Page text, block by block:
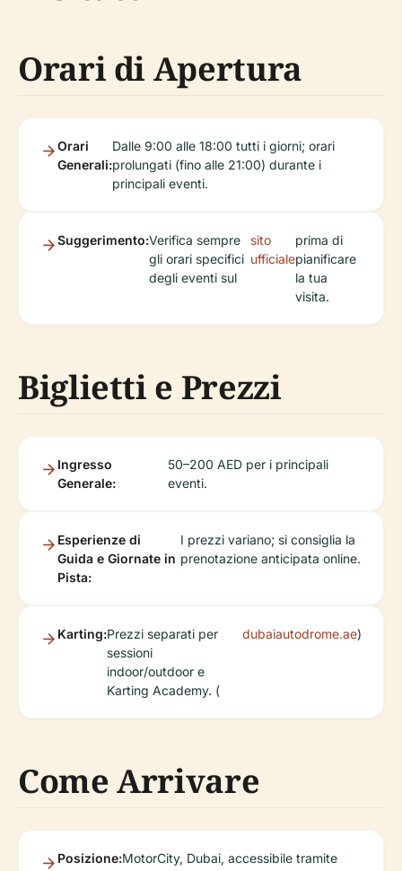
Orari di Apertura
Orari
Generali:
Dalle 9:00 alle 18:00 tutti i giorni; orari
prolungati (fino alle 21:00) durante i
principali eventi.
Suggerimento:Verifica sempre
gli orari specifici
degli eventi sul
sito
ufficiale
prima di
pianificare
la tua
visita.
Biglietti e Prezzi
Ingresso
Generale:
50–200 AED per i principali
eventi.
Esperienze di
Guida e Giornate in
Pista:
I prezzi variano; si consiglia la
prenotazione anticipata online.
Karting:Prezzi separati per
sessioni
indoor/outdoor e
Karting Academy. (
dubaiautodrome.ae)
Come Arrivare
Posizione:MotorCity, Dubai, accessibile tramite